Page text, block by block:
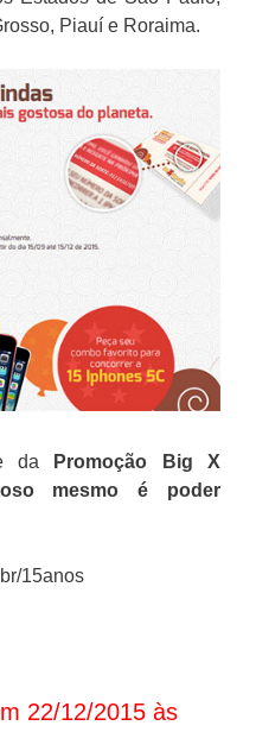
Piauí e Roraima.
da Promoção
Big X
mesmo é poder
15anos
22/12/2015 às